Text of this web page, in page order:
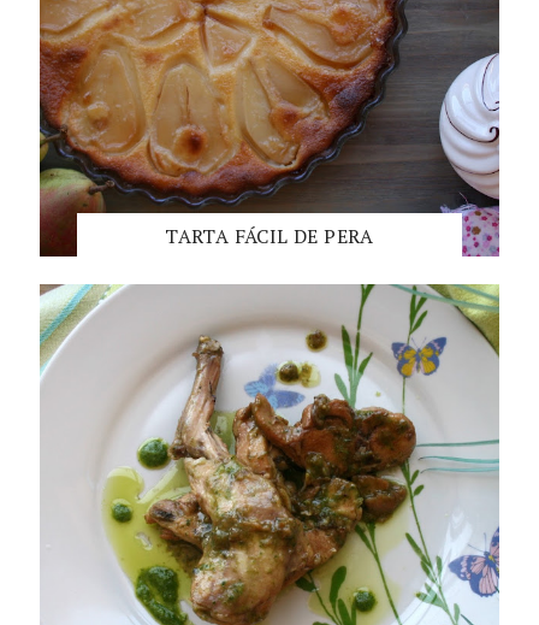
TARTA FÁCIL DE PERA